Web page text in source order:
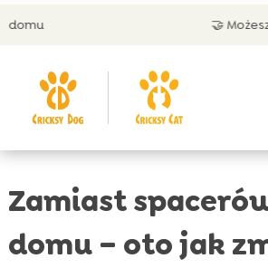
🤝 Możesz zapłacić przy
Zamiast
domu – oto jak